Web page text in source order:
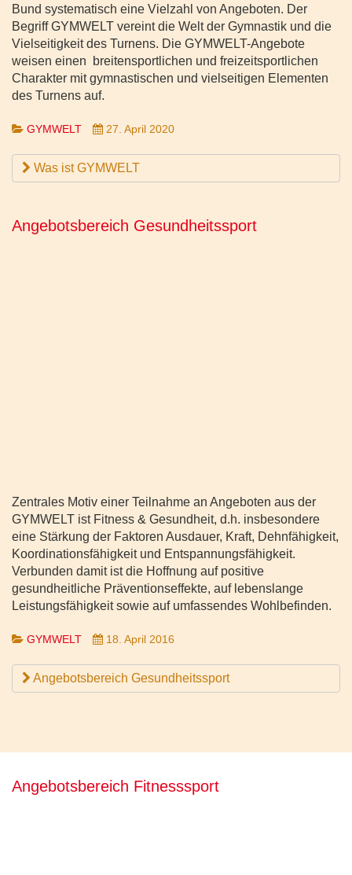
Bund systematisch eine Vielzahl von Angeboten. Der
Begriff GYMWELT vereint die Welt der Gymnastik und die
Vielseitigkeit des Turnens. Die GYMWELT-Angebote
weisen einen breitensportlichen und freizeitsportlichen
Charakter mit gymnastischen und vielseitigen Elementen
des Turnens auf.
GYMWELT 27. April 2020
Was ist GYMWELT
Angebotsbereich Gesundheitssport
Zentrales Motiv einer Teilnahme an Angeboten aus der
GYMWELT ist Fitness & Gesundheit, d.h. insbesondere
eine Stärkung der Faktoren Ausdauer, Kraft, Dehnfähigkeit,
Koordinationsfähigkeit und Entspannungsfähigkeit.
Verbunden damit ist die Hoffnung auf positive
gesundheitliche Präventionseffekte, auf lebenslange
Leistungsfähigkeit sowie auf umfassendes Wohlbefinden.
GYMWELT 18. April 2016
Angebotsbereich Gesundheitssport
Angebotsbereich Fitnesssport